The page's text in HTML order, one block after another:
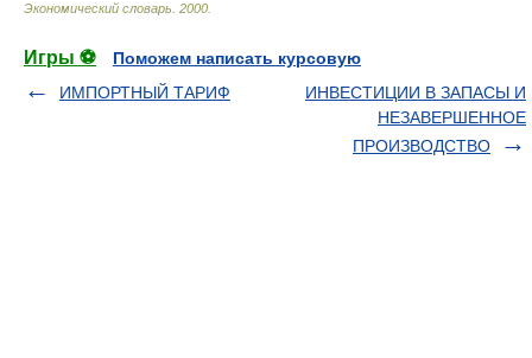
Экономический словарь 2000
Игры ⚽
Поможем написать курсовую
ИМПОРТНЫЙ ТАРИФ
ИНВЕСТИЦИИ В ЗАПАСЫ И
НЕЗАВЕРШЕННОЕ
ПРОИЗВОДСТВО